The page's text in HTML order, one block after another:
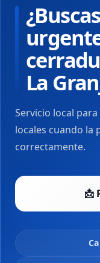
La
Servicio local
locales cuando la
correctamente.
📩